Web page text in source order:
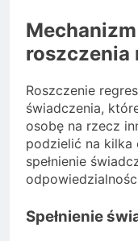
roszczenia
Roszczenie
świadczenia,
osobę na rzecz
podzielić na kilka
spełnienie
Spełnienie